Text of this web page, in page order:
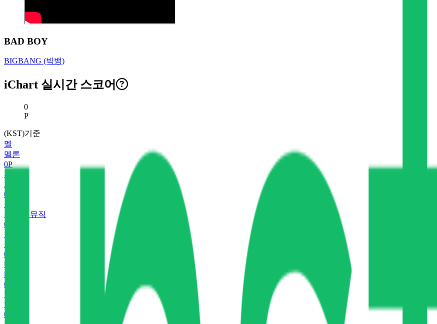
BAD BOY
BIGBANG (빅뱅)
iChart 실시간 스코어
현재 스코어
0
P
(KST)기준
멜
멜론
0P
지
지니
0
유
유튜브 뮤직
0
플
플로
0
바
바이브
0
벅
벅스
0